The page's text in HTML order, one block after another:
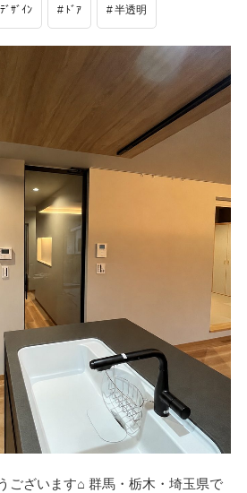
ﾃﾞｻﾞｲﾝ ﾄﾞｱ 半透明
ございます⌂ 群馬・栃木・埼玉県で
アクセス